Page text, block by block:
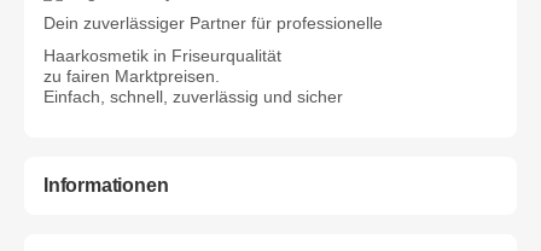
Dein zuverlässiger Partner für professionelle
Haarkosmetik in Friseurqualität
zu fairen Marktpreisen.
Einfach, schnell, zuverlässig und sicher
Informationen